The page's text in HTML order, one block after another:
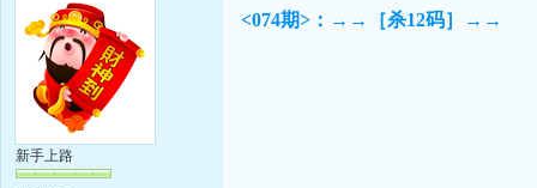
新手上路
<074期>：→→［杀12码］→→